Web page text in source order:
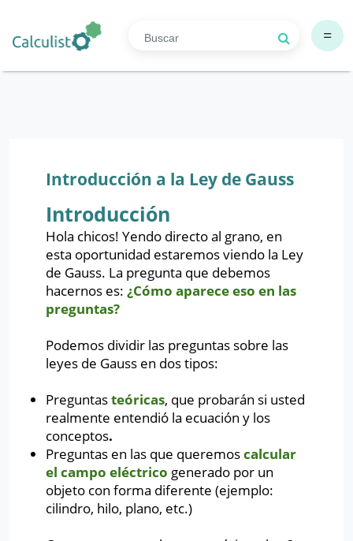
=
Introducción a la Ley de Gauss
Introducción
Hola chicos! Yendo directo al grano, en
esta oportunidad estaremos viendo la Ley
de Gauss. La pregunta que debemos
hacernos es: ¿Cómo aparece eso en las
preguntas?
Podemos dividir las preguntas sobre las
leyes de Gauss en dos tipos:
Preguntasteóricas, que probarán si usted
realmente entendió la ecuación y los
conceptos.
Preguntas en las que queremoscalcular
el campo eléctrico generado por un
objeto con forma diferente (ejemplo:
cilindro, hilo, plano, etc.)